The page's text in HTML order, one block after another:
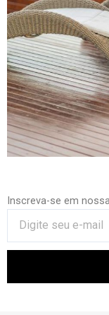
Inscreva-se em